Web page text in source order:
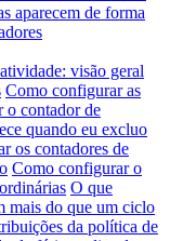
aparecem de forma
visão geral
Como configurar as
o contador de
quando eu excluo
os contadores de
Como configurar o
O que
mais do que um ciclo
da política de